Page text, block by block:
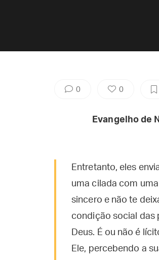
0 0
Evangelho de
Entretanto, eles
uma cilada com
sincero e não te
condição social das
Deus. É ou não é
Ele, percebendo a